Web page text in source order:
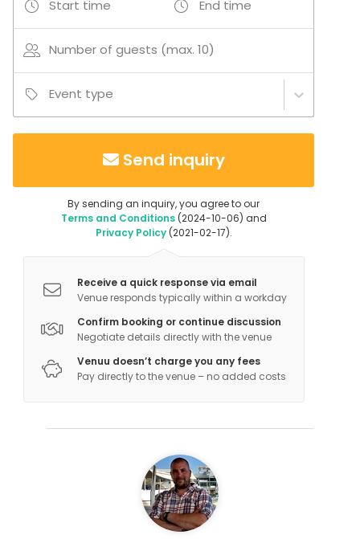
Climbing / Bouldering
Boating / Sailing
Additional information about services and facilities
Soveltuu myös majoituskäyttöön 2 hengelle,
hääsviitiksikin!
Start time End time
Number of guests (max. 10)
Event type
Send inquiry
By sending an inquiry, you agree to our
Terms and Conditions(2024-10-06) and
Privacy Policy(2021-02-17).
Receive a quick response via email
Venue responds typically within a workday
Confirm booking or continue discussion
Negotiate details directly with the venue
Venuu doesn’t charge you any fees
Pay directly to the venue – no added costs